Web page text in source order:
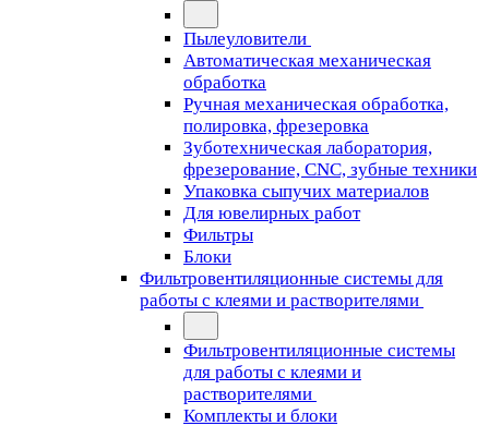
Пылеуловители
Автоматическая механическая
обработка
Ручная механическая обработка,
полировка, фрезеровка
Зуботехническая лаборатория,
фрезерование, CNC, зубные техники
Упаковка сыпучих материалов
Для ювелирных работ
Фильтры
Блоки
Фильтровентиляционные системы для
работы с клеями и растворителями
Фильтровентиляционные системы
для работы с клеями и
растворителями
Комплекты и блоки